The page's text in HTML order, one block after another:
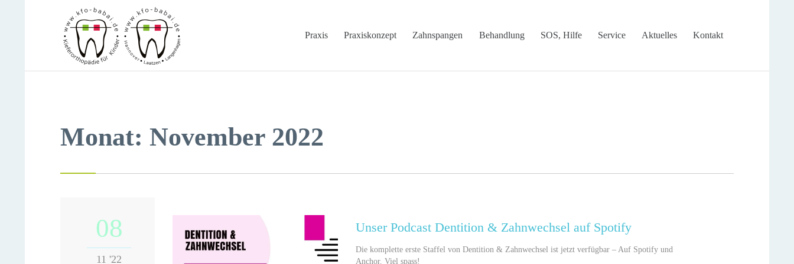
Praxis Praxiskonzept Zahnspangen Behandlung SOS, Hilfe Service Aktuelles Kontakt
Monat: November 2022
08
11 '22
Unser Podcast Dentition & Zahnwechsel auf Spotify
Die komplette erste Staffel von Dentition & Zahnwechsel ist jetzt verfügbar – Auf Spotify und
Anchor. Viel spass!